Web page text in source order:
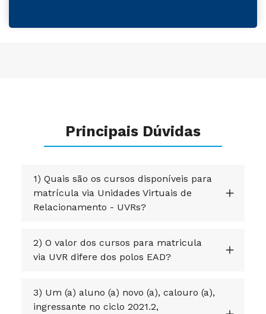
Principais Dúvidas
1) Quais são os cursos disponíveis para
matrícula via Unidades Virtuais de
Relacionamento - UVRs?
2) O valor dos cursos para matricula
via UVR difere dos polos EAD?
3) Um (a) aluno (a) novo (a), calouro (a),
ingressante no ciclo 2021.2,